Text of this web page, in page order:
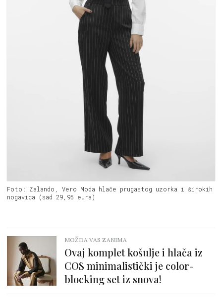
Foto: Zalando, Vero Moda hlače prugastog uzorka i širokih
nogavica (sad 29,95 eura)
MOŽDA VAS ZANIMA
Ovaj komplet košulje i hlača iz
COS minimalistički je color-
blocking set iz snova!